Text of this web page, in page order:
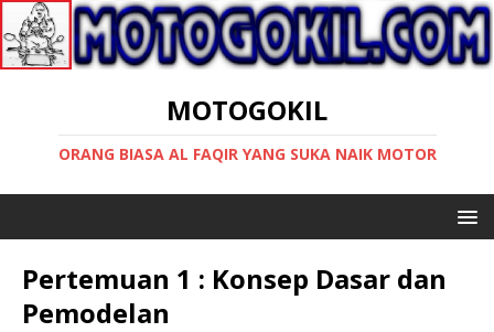
MOTOGOKIL
ORANG BIASA AL FAQIR YANG SUKA NAIK MOTOR
Pertemuan 1 : Konsep Dasar dan
Pemodelan